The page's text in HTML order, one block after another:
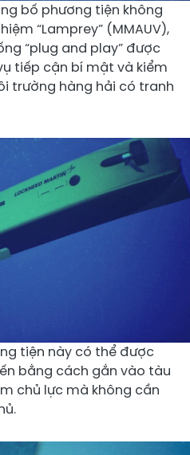
bố phương tiện không
“Lamprey” (MMAUV),
“plug and play” được
tiếp cận bí mật và kiểm
trường hàng hải có tranh
tiện này có thể được
bằng cách gắn vào tàu
chủ lực mà không cần